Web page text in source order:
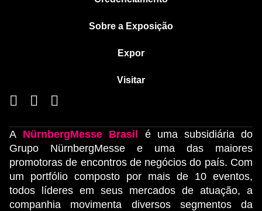
Sobre a Exposição
Expor
Visitar
A NürnbergMesse Brasil é uma subsidiária do
Grupo NürnbergMesse e uma das maiores
promotoras de encontros de negócios do país. Com
um portfólio composto por mais de 10 eventos,
todos líderes em seus mercados de atuação, a
companhia movimenta diversos segmentos da